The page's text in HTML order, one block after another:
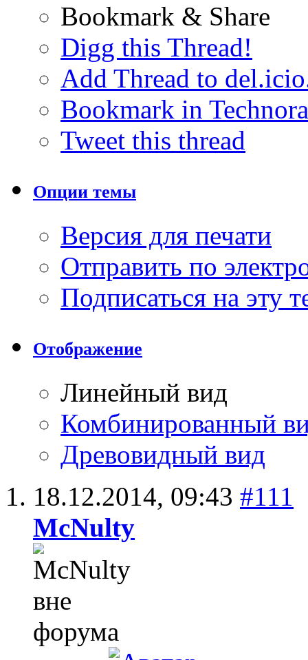
Bookmark & Share
Digg this Thread!
Add Thread to
Bookmark in
Tweet this thread
Опции темы
Версия для печати
Отправить по
Подписаться на эту
Отображение
Линейный вид
Комбинированный
Древовидный вид
18.12.2014, 09:43 #111
McNulty